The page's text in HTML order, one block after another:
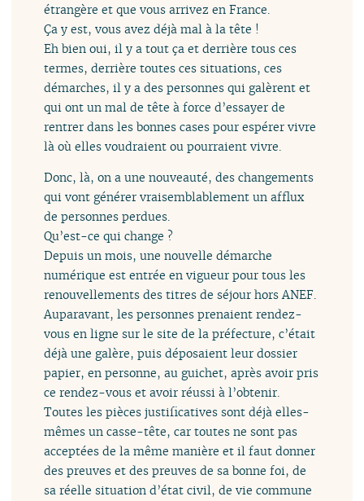
étrangère et que vous arrivez en France.
Ça y est, vous avez déjà mal à la tête !
Eh bien oui, il y a tout ça et derrière tous ces
termes, derrière toutes ces situations, ces
démarches, il y a des personnes qui galèrent et
qui ont un mal de tête à force d’essayer de
rentrer dans les bonnes cases pour espérer vivre
là où elles voudraient ou pourraient vivre.
Donc, là, on a une nouveauté, des changements
qui vont générer vraisemblablement un afflux
de personnes perdues.
Qu’est-ce qui change ?
Depuis un mois, une nouvelle démarche
numérique est entrée en vigueur pour tous les
renouvellements des titres de séjour hors ANEF.
Auparavant, les personnes prenaient rendez-
vous en ligne sur le site de la préfecture, c’était
déjà une galère, puis déposaient leur dossier
papier, en personne, au guichet, après avoir pris
ce rendez-vous et avoir réussi à l’obtenir.
Toutes les pièces justificatives sont déjà elles-
mêmes un casse-tête, car toutes ne sont pas
acceptées de la même manière et il faut donner
des preuves et des preuves de sa bonne foi, de
sa réelle situation d’état civil, de vie commune